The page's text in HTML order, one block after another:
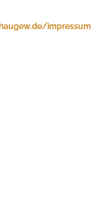
impressum